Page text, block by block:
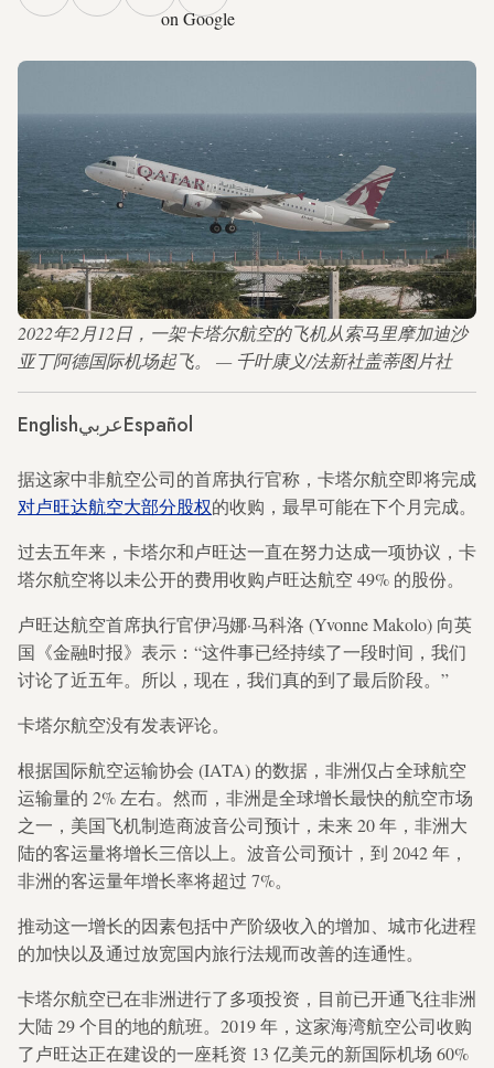
on Google
2022年2月12日，一架卡塔尔航空的飞机从索马里摩加迪沙
亚丁阿德国际机场起飞。 — 千叶康义/法新社盖蒂图片社
EnglishعربيEspañol
据这家中非航空公司的首席执行官称，卡塔尔航空即将完成
对卢旺达航空大部分股权的收购，最早可能在下个月完成。
过去五年来，卡塔尔和卢旺达一直在努力达成一项协议，卡
塔尔航空将以未公开的费用收购卢旺达航空 49% 的股份。
卢旺达航空首席执行官伊冯娜·马科洛 (Yvonne Makolo) 向英
国《金融时报》表示：“这件事已经持续了一段时间，我们
讨论了近五年。所以，现在，我们真的到了最后阶段。”
卡塔尔航空没有发表评论。
根据国际航空运输协会 (IATA) 的数据，非洲仅占全球航空
运输量的 2% 左右。然而，非洲是全球增长最快的航空市场
之一，美国飞机制造商波音公司预计，未来 20 年，非洲大
陆的客运量将增长三倍以上。波音公司预计，到 2042 年，
非洲的客运量年增长率将超过 7%。
推动这一增长的因素包括中产阶级收入的增加、城市化进程
的加快以及通过放宽国内旅行法规而改善的连通性。
卡塔尔航空已在非洲进行了多项投资，目前已开通飞往非洲
大陆 29 个目的地的航班。2019 年，这家海湾航空公司收购
了卢旺达正在建设的一座耗资 13 亿美元的新国际机场 60%